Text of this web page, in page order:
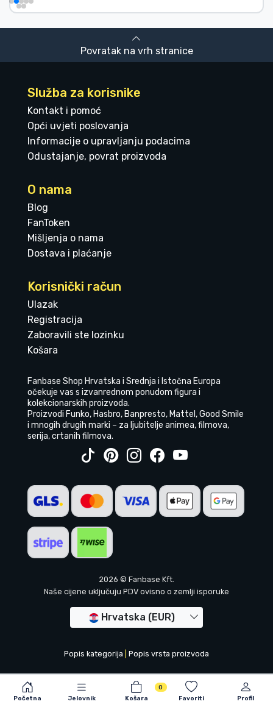
Početna Jelovnik Košara
0
Favoriti
Profil
Povratak na vrh stranice
Služba za korisnike
Kontakt i pomoć
Opći uvjeti poslovanja
Informacije o upravljanju podacima
Odustajanje, povrat proizvoda
O nama
Blog
FanToken
Mišljenja o nama
Dostava i plaćanje
Korisnički račun
Ulazak
Registracija
Zaboravili ste lozinku
Košara
Fanbase Shop Hrvatska i Srednja i Istočna Europa
očekuje vas s izvanrednom ponudom figura i
kolekcionarskih proizvoda.
Proizvodi Funko, Hasbro, Banpresto, Mattel, Good Smile
i mnogih drugih marki – za ljubitelje animea, filmova,
serija, crtanih filmova.
2026 © Fanbase Kft.
Naše cijene uključuju PDV ovisno o zemlji isporuke
Hrvatska (EUR)
Popis kategorija Popis vrsta proizvoda